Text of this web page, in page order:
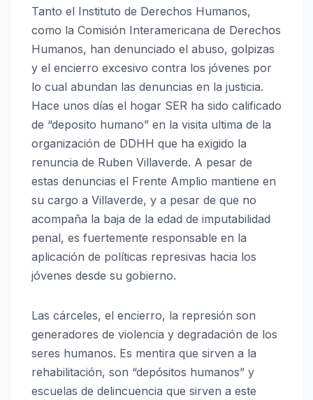
Tanto el Instituto de Derechos Humanos,
como la Comisión Interamericana de Derechos
Humanos, han denunciado el abuso, golpizas
y el encierro excesivo contra los jóvenes por
lo cual abundan las denuncias en la justicia.
Hace unos días el hogar SER ha sido calificado
de “deposito humano” en la visita ultima de la
organización de DDHH que ha exigido la
renuncia de Ruben Villaverde. A pesar de
estas denuncias el Frente Amplio mantiene en
su cargo a Villaverde, y a pesar de que no
acompaña la baja de la edad de imputabilidad
penal, es fuertemente responsable en la
aplicación de políticas represivas hacia los
jóvenes desde su gobierno.
Las cárceles, el encierro, la represión son
generadores de violencia y degradación de los
seres humanos. Es mentira que sirven a la
rehabilitación, son “depósitos humanos” y
escuelas de delincuencia que sirven a este